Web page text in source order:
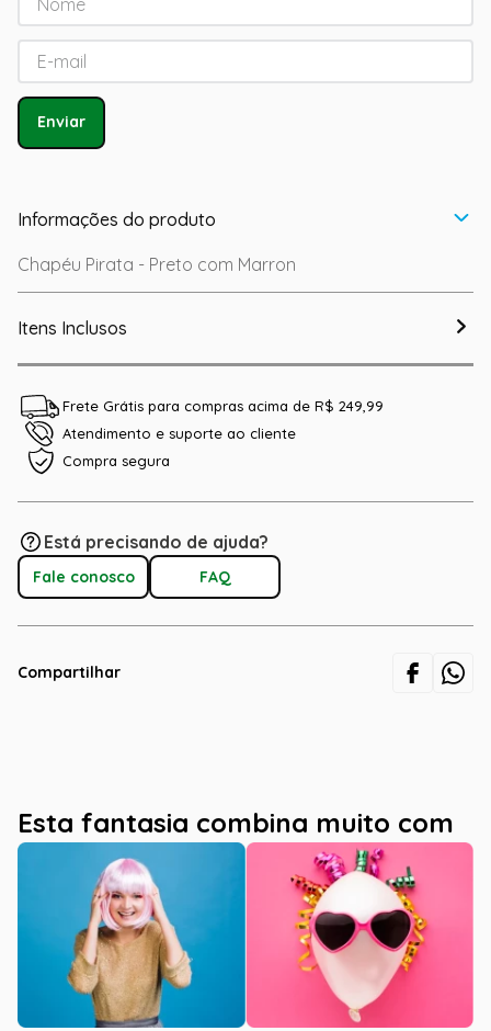
Enviar
Informações do produto
Chapéu Pirata - Preto com Marron
Itens Inclusos
Frete Grátis para compras acima de R$ 249,99
Atendimento e suporte ao cliente
Compra segura
Está precisando de ajuda?
Fale conosco FAQ
Compartilhar
Esta fantasia combina muito com